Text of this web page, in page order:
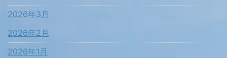
2026年3月
2026年2月
2026年1月